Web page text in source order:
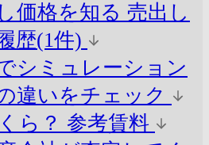
価格を知る 売出し
歴(1件)
シミュレーション
違いをチェック
ら？ 参考賃料